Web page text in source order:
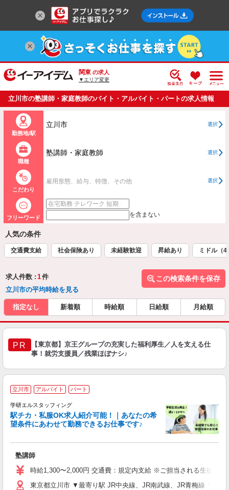
関東 の求人
▼エリア変更
立川市の塾講師・家庭教師のバイト・アルバイト・パートの求人情報
一覧
勤務地/駅
立川市 選択
職種
塾講師・家庭教師 選択
こだわり
雇用形態、給与、特徴、その他 選択
フリーワード を含まない
人気の条件
交通費支給 社会保険あり 未経験歓迎 昇給あり ミドル（
求人件数 : 1件
立川市の平均時給を見る
この検索条件を保存
指定なし 新着順 時給順 日給順 月給順
PR
【東京都】京王グループの充実した福利厚生／人を支える仕
事！就労支援員／残業ほぼナシ♪
立川市 アルバイト パート
学研エルスタッフィング
駅チカ・私服OK求人紹介可能！｜あなたの希
望条件にあわせて勤務できるお仕事です♪
塾講師
時給1,300〜2,000円 交通費：規定内支給 ※ご担当される生徒さ
東京都立川市 ▼最寄り駅 JR中央線、JR南武線、JR青梅線「立川